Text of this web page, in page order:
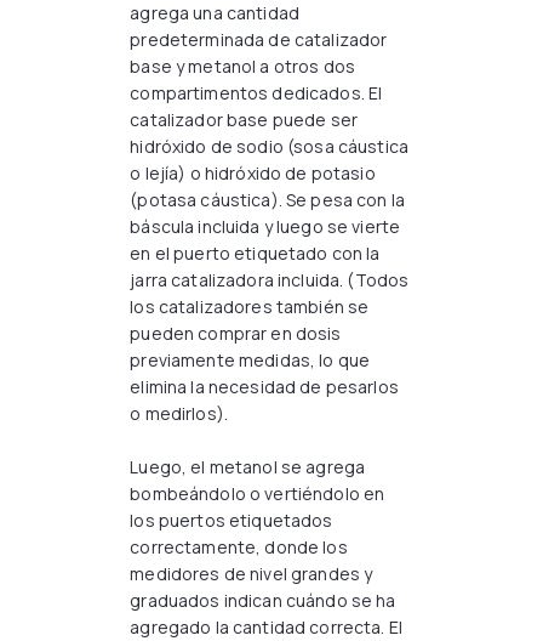
agrega una cantidad
predeterminada de catalizador
base y metanol a otros dos
compartimentos dedicados. El
catalizador base puede ser
hidróxido de sodio (sosa cáustica
o lejía) o hidróxido de potasio
(potasa cáustica). Se pesa con la
báscula incluida y luego se vierte
en el puerto etiquetado con la
jarra catalizadora incluida. (Todos
los catalizadores también se
pueden comprar en dosis
previamente medidas, lo que
elimina la necesidad de pesarlos
o medirlos).
Luego, el metanol se agrega
bombeándolo o vertiéndolo en
los puertos etiquetados
correctamente, donde los
medidores de nivel grandes y
graduados indican cuándo se ha
agregado la cantidad correcta. El